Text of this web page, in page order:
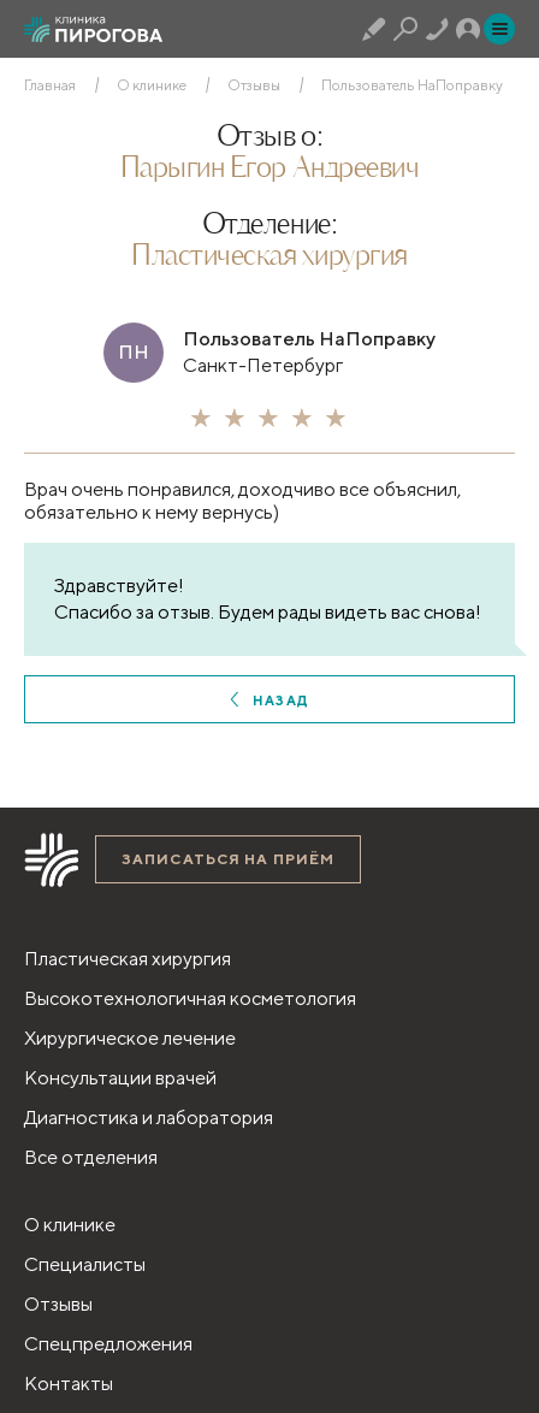
Главная О клинике Отзывы Пользователь НаПоправку
Отзыв о:
Парыгин Егор Андреевич
Отделение:
Пластическая хирургия
ПН
Пользователь НаПоправку
Санкт-Петербург
Врач очень понравился, доходчиво все объяснил,
обязательно к нему вернусь)
Здравствуйте!
Спасибо за отзыв. Будем рады видеть вас снова!
НАЗАД
ЗАПИСАТЬСЯ НА ПРИЁМ
Пластическая хирургия
Высокотехнологичная косметология
Хирургическое лечение
Консультации врачей
Диагностика и лаборатория
Все отделения
О клинике
Специалисты
Отзывы
Спецпредложения
Контакты